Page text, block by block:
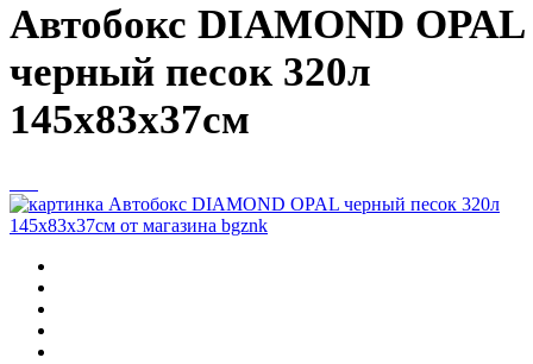
Автобокс DIAMOND OPAL
черный песок 320л
145х83x37см